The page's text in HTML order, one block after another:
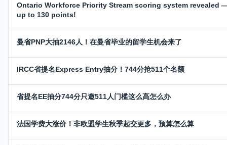
Ontario Workforce Priority Stream scoring system revealed
up to 130 points!
曼省PNP大抽2146人！在曼省毕业的留学生机会来了
IRCC省提名Express Entry抽分！744分抢511个名额
省提名EE抽分744分只邀511人门槛这么高怎么办
法国学费大涨价！非欧盟学生秋季起交更多，预算怎么算